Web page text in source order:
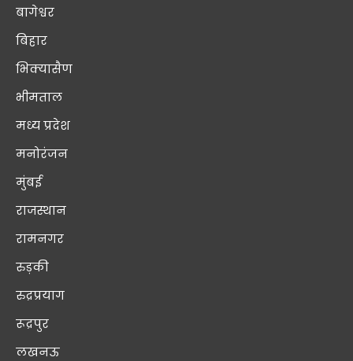
बागेश्वर
बिहार
भिक्यासैण
भीमताल
मध्य प्रदेश
मनोरंजन
मुंबई
राजस्थान
रामनगर
रुड़की
रुद्रप्रयाग
रूद्रपुर
लखनऊ